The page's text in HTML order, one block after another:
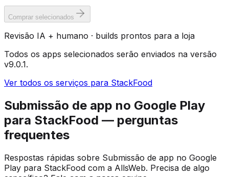
Comprar selecionados
Revisão IA + humano · builds prontos para a loja
Todos os apps selecionados serão enviados na versão
v9.0.1.
Ver todos os serviços para StackFood
Submissão de app no Google Play
para StackFood — perguntas
frequentes
Respostas rápidas sobre Submissão de app no Google
Play para StackFood com a AllsWeb. Precisa de algo